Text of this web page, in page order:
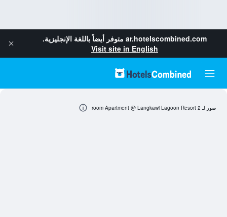
ar.hotelscombined.com متوفر أيضاً باللغة الإنجليزية.
Visit site in English
صور لـ 2 room Apartment @ Langkawi Lagoon Resort